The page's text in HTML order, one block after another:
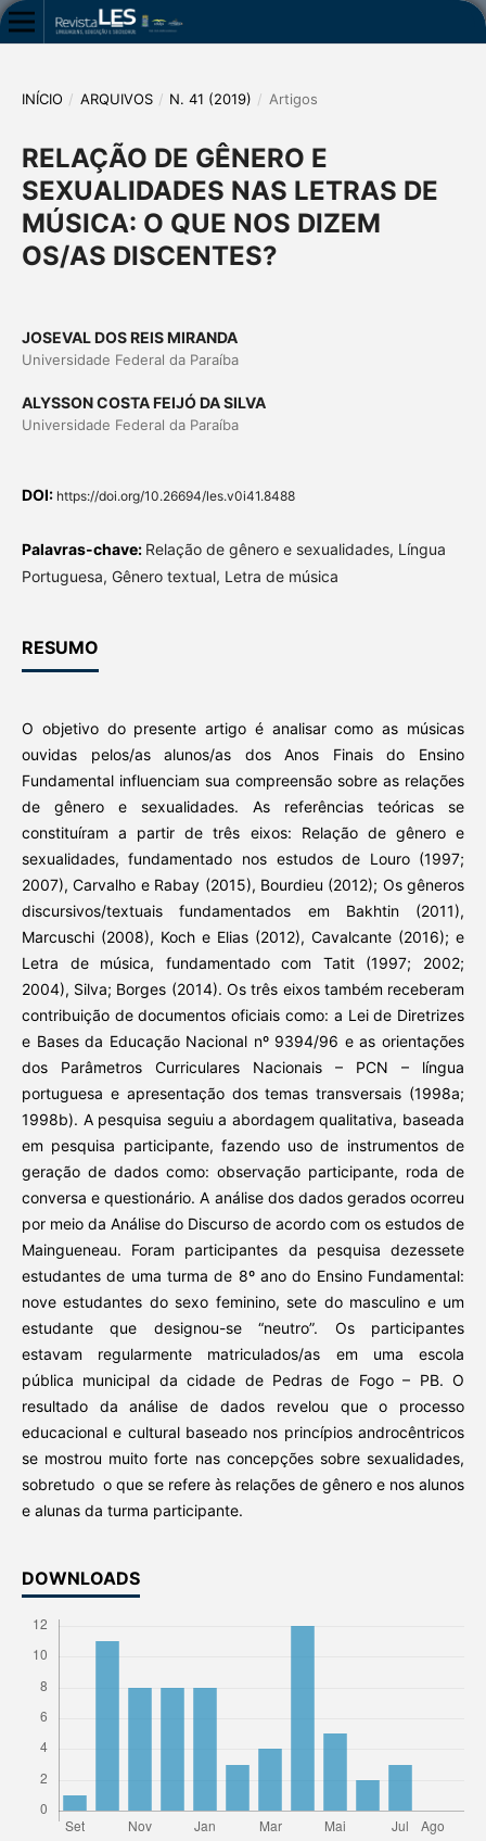
INÍCIO / ARQUIVOS / N. 41 (2019) / Artigos
RELAÇÃO DE GÊNERO E
SEXUALIDADES NAS LETRAS DE
MÚSICA: O QUE NOS DIZEM
OS/AS DISCENTES?
JOSEVAL DOS REIS MIRANDA
Universidade Federal da Paraíba
ALYSSON COSTA FEIJÓ DA SILVA
Universidade Federal da Paraíba
DOI: https://doi.org/10.26694/les.v0i41.8488
Palavras-chave: Relação de gênero e sexualidades, Língua
Portuguesa, Gênero textual, Letra de música
RESUMO
O objetivo do presente artigo é analisar como as músicas
ouvidas pelos/as alunos/as dos Anos Finais do Ensino
Fundamental influenciam sua compreensão sobre as relações
de gênero e sexualidades. As referências teóricas se
constituíram a partir de três eixos: Relação de gênero e
sexualidades, fundamentado nos estudos de Louro (1997;
2007), Carvalho e Rabay (2015), Bourdieu (2012); Os gêneros
discursivos/textuais fundamentados em Bakhtin (2011),
Marcuschi (2008), Koch e Elias (2012), Cavalcante (2016); e
Letra de música, fundamentado com Tatit (1997; 2002;
2004), Silva; Borges (2014). Os três eixos também receberam
contribuição de documentos oficiais como: a Lei de Diretrizes
e Bases da Educação Nacional nº 9394/96 e as orientações
dos Parâmetros Curriculares Nacionais – PCN – língua
portuguesa e apresentação dos temas transversais (1998a;
1998b). A pesquisa seguiu a abordagem qualitativa, baseada
em pesquisa participante, fazendo uso de instrumentos de
geração de dados como: observação participante, roda de
conversa e questionário. A análise dos dados gerados ocorreu
por meio da Análise do Discurso de acordo com os estudos de
Maingueneau. Foram participantes da pesquisa dezessete
estudantes de uma turma de 8º ano do Ensino Fundamental:
nove estudantes do sexo feminino, sete do masculino e um
estudante que designou-se “neutro”. Os participantes
estavam regularmente matriculados/as em uma escola
pública municipal da cidade de Pedras de Fogo – PB. O
resultado da análise de dados revelou que o processo
educacional e cultural baseado nos princípios androcêntricos
se mostrou muito forte nas concepções sobre sexualidades,
sobretudo o que se refere às relações de gênero e nos alunos
e alunas da turma participante.
DOWNLOADS